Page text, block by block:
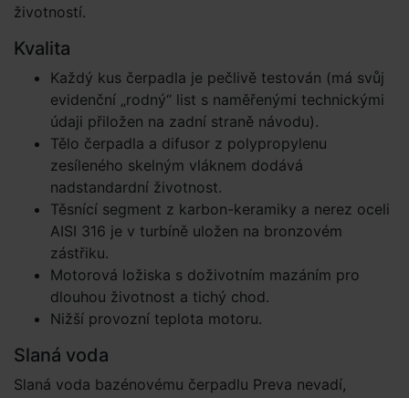
životností.
Kvalita
Každý kus čerpadla je pečlivě testován (má svůj
evidenční „rodný“ list s naměřenými technickými
údaji přiložen na zadní straně návodu).
Tělo čerpadla a difusor z polypropylenu
zesíleného skelným vláknem dodává
nadstandardní životnost.
Těsnící segment z karbon-keramiky a nerez oceli
AISI 316 je v turbíně uložen na bronzovém
zástřiku.
Motorová ložiska s doživotním mazáním pro
dlouhou životnost a tichý chod.
Nižší provozní teplota motoru.
Slaná voda
Slaná voda bazénovému čerpadlu Preva nevadí,